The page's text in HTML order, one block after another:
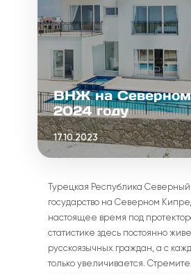
ВНЖ на
2024 году
17.10.2023
Турецкая Республика
государство на Северном
настоящее время под
статистике здесь постоянно
русскоязычных граждан, а с
только увеличивается.